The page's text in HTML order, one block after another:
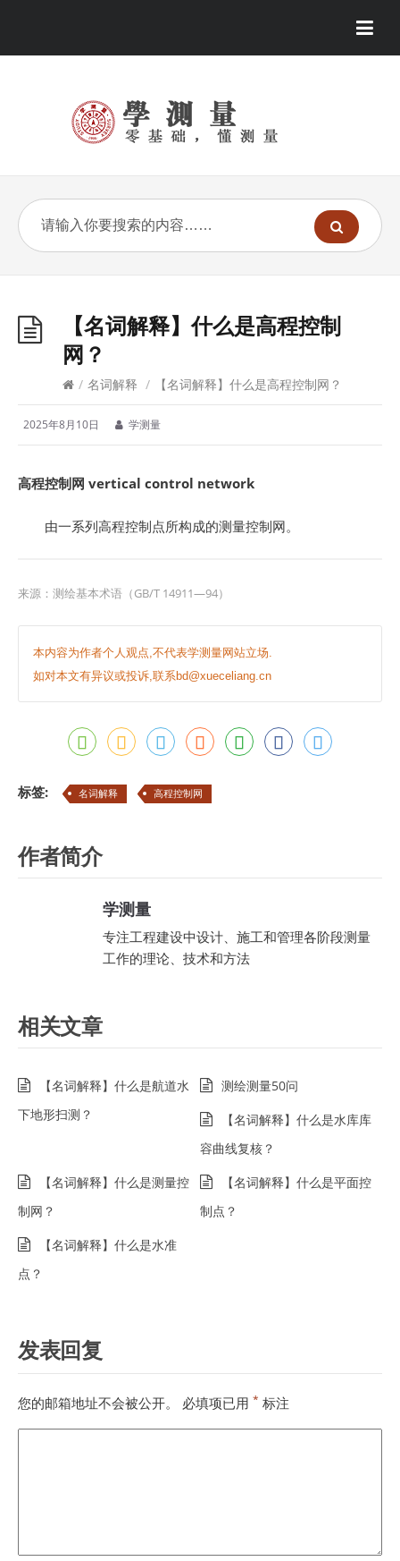
【名词解释】什么是高程控制
网？
/ 名词解释 / 【名词解释】什么是高程控制网？
2025年8月10日 学测量
高程控制网 vertical control network
由一系列高程控制点所构成的测量控制网。
来源：测绘基本术语（GB/T 14911—94）
本内容为作者个人观点,不代表学测量网站立场.
如对本文有异议或投诉,联系bd@xueceliang.cn
标签: 名词解释 高程控制网
作者简介
学测量
专注工程建设中设计、施工和管理各阶段测量
工作的理论、技术和方法
相关文章
【名词解释】什么是航道水
下地形扫测？
测绘测量50问
【名词解释】什么是水库库
容曲线复核？
【名词解释】什么是测量控
制网？
【名词解释】什么是平面控
制点？
【名词解释】什么是水准
点？
发表回复
您的邮箱地址不会被公开。 必填项已用 * 标注